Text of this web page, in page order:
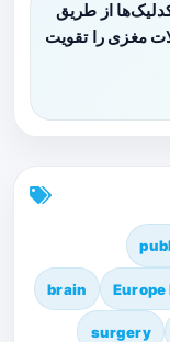
از طریق
مغزی را تقویت
Europe
brain
surgery